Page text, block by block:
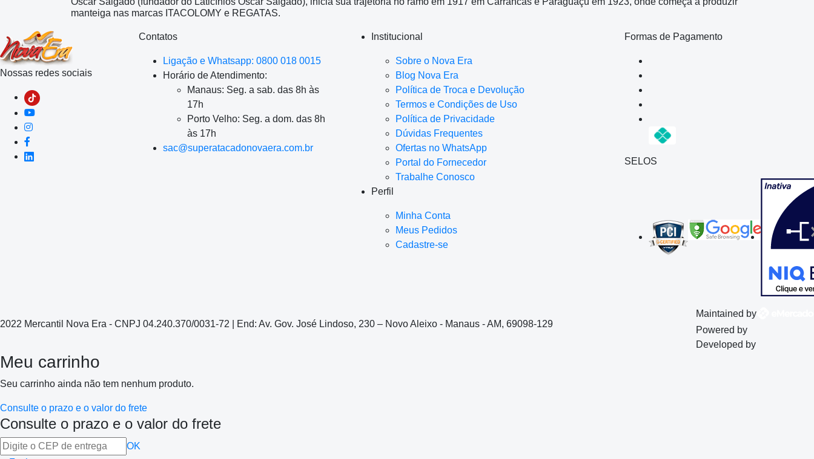
manteiga nas marcas ITACOLOMY e REGATAS.
Nossas redes sociais
Contatos
Ligação e Whatsapp: 0800 018 0015
Horário de Atendimento:
Manaus: Seg. a sab. das 8h às
17h
Porto Velho: Seg. a dom. das 8h
às 17h
sac@superatacadonovaera.com.br
Institucional
Sobre o Nova Era
Blog Nova Era
Política de Troca e Devolução
Termos e Condições de Uso
Política de Privacidade
Dúvidas Frequentes
Ofertas no WhatsApp
Portal do Fornecedor
Trabalhe Conosco
Perfil
Minha Conta
Meus Pedidos
Cadastre-se
Formas de Pagamento
SELOS
2022 Mercantil Nova Era - CNPJ 04.240.370/0031-72 | End: Av. Gov. José Lindoso, 230 – Novo Aleixo - Manaus - AM, 69098-129
Maintained by
Powered by
Developed by
Meu carrinho
Seu carrinho ainda não tem nenhum produto.
Consulte o prazo e o valor do frete
Consulte o prazo e o valor do frete
OK